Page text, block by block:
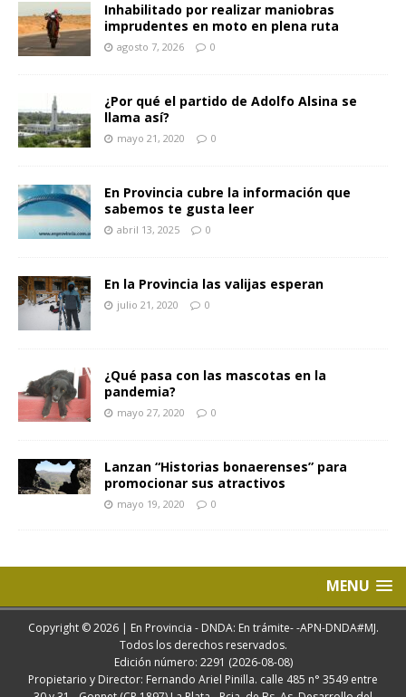
Inhabilitado por realizar maniobras
imprudentes en moto en plena ruta
agosto 7, 2026 0
¿Por qué el partido de Adolfo Alsina se
llama así?
mayo 21, 2020 0
En Provincia cubre la información que
sabemos te gusta leer
abril 13, 2025 0
En la Provincia las valijas esperan
julio 21, 2020 0
¿Qué pasa con las mascotas en la
pandemia?
mayo 27, 2020 0
Lanzan “Historias bonaerenses” para
promocionar sus atractivos
mayo 19, 2020 0
MENU
Copyright © 2026 | En Provincia - DNDA: En trámite- -APN-DNDA#MJ.
Todos los derechos reservados.
Edición número: 2291 (2026-08-08)
Propietario y Director: Fernando Ariel Pinilla. calle 485 n° 3549 entre